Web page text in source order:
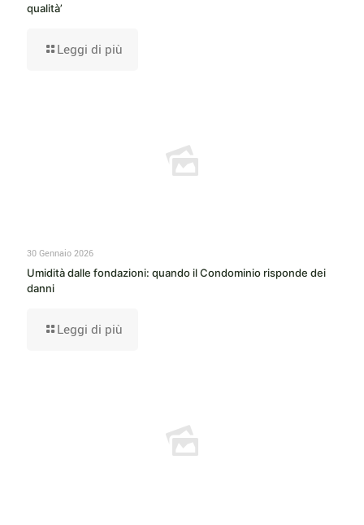
qualità’
Leggi di più
30 Gennaio 2026
Umidità dalle fondazioni: quando il Condominio risponde dei
danni
Leggi di più